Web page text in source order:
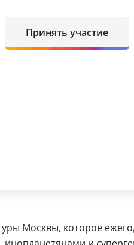
Принять участие
Москвы, которое